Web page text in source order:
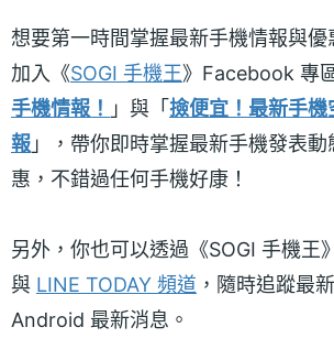
想要第一時間掌握最新手機情報與
加入《SOGI 手機王》Facebook 專
手機情報！ 」與「撿便宜！最新手機
報 」，帶你即時掌握最新手機發表
惠，不錯過任何手機好康！
另外，你也可以透過《SOGI 手機王
與 LINE TODAY 頻道 ，隨時追蹤最
Android 最新消息。